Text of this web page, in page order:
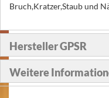
Bruch,Kratzer,Staub und
Hersteller GPSR
Weitere